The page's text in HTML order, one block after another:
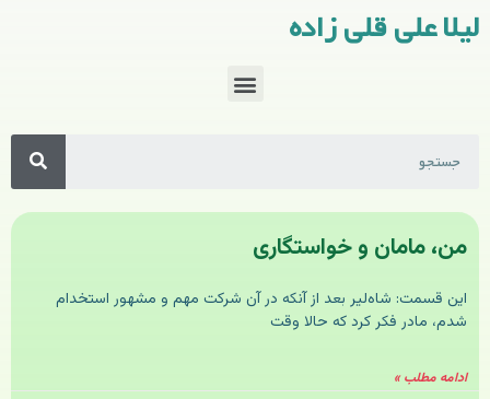
لیلا علی قلی زاده
من، مامان و خواستگاری
این قسمت: شاه‌لیر بعد از آنکه در آن شرکت مهم و مشهور استخدام
شدم، مادر فکر کرد که حالا وقت
ادامه مطلب »